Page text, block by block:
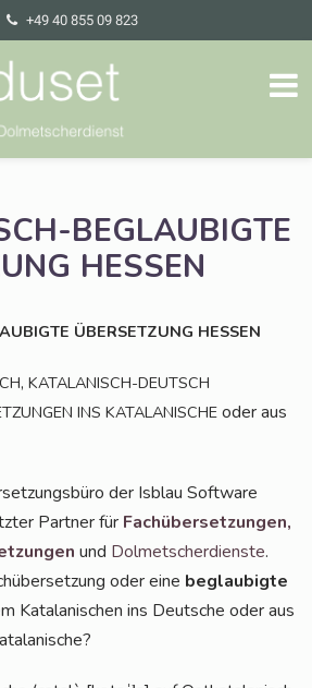
+49 40 855 09 823
BEGLAUBIGTE
HESSEN
ÜBERSETZUNG HESSEN
,KATALANISCH-DEUTSCH
INS KATALANISCHE oder aus
der Isblau Soft­ware
Part­ner für Fach­über­set­zun­gen,
und Dol­met­scher­diens­te.
oder eine beglau­big­te
Kata­la­ni­schen ins Deut­sche oder aus